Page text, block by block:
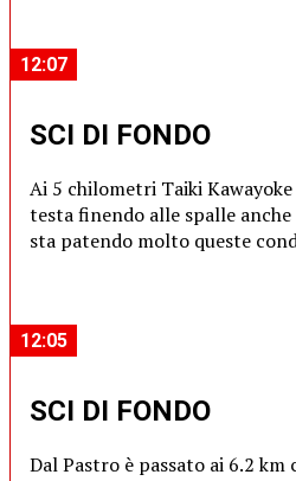
12:07
SCI DI FONDO
Ai 5 chilometri Taiki Kawayoke
testa finendo alle spalle
sta patendo molto queste
12:05
SCI DI FONDO
Dal Pastro è passato ai 6.2